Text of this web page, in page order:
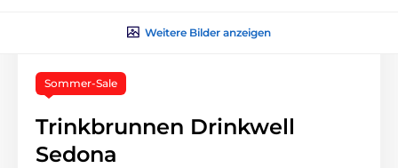
Weitere Bilder anzeigen
Sommer-Sale
Trinkbrunnen Drinkwell
Sedona